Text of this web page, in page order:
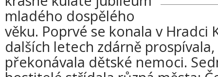
mladého dospělého
věku. Poprvé se konala v Hradci
dalších letech zdárně
překonávala dětské nemoci.